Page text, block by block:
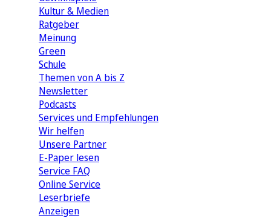
Kultur & Medien
Ratgeber
Meinung
Green
Schule
Themen von A bis Z
Newsletter
Podcasts
Services und Empfehlungen
Wir helfen
Unsere Partner
E-Paper lesen
Service FAQ
Online Service
Leserbriefe
Anzeigen